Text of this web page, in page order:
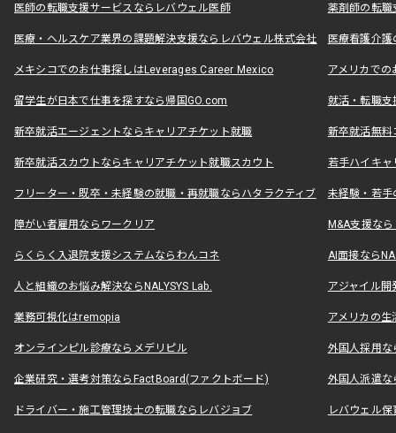
医師の転職支援サービスならレバウェル医師 薬剤師の転
医療・ヘルスケア業界の課題解決支援ならレバウェル株式会社 医療看護介
メキシコでのお仕事探しはLeverages Career Mexico アメリカで
留学生が日本で仕事を探すなら帰国GO.com 就活・転職
新卒就活エージェントならキャリアチケット就職 新卒就活無料
新卒就活スカウトならキャリアチケット就職スカウト 若手ハイキ
フリーター・既卒・未経験の就職・再就職ならハタラクティブ 未経験・若手
障がい者雇用ならワークリア M&A支援な
らくらく入退院支援システムならわんコネ AI面接なら
人と組織のお悩み解決ならNALYSYS Lab. アジャイル
業務可視化はremopia アメリカの
オンラインピル診療ならメデリピル 外国人採用
企業研究・選考対策ならFactBoard(ファクトボード) 外国人派遣な
ドライバー・施工管理技士の転職ならレバジョブ レバウェル